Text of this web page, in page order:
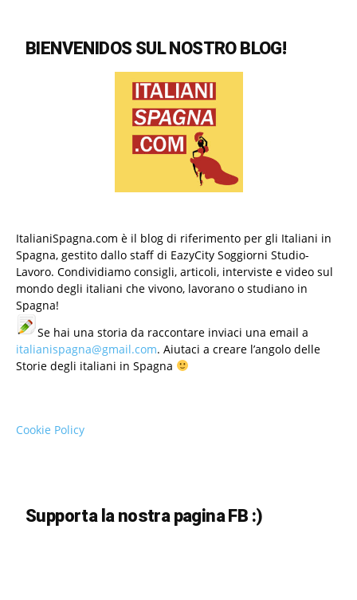
BIENVENIDOS SUL NOSTRO BLOG!
ItalianiSpagna.com è il blog di riferimento per gli Italiani in
Spagna, gestito dallo staff di EazyCity Soggiorni Studio-
Lavoro. Condividiamo consigli, articoli, interviste e video sul
mondo degli italiani che vivono, lavorano o studiano in
Spagna!
Se hai una storia da raccontare inviaci una email a
italianispagna@gmail.com. Aiutaci a creare l’angolo delle
Storie degli italiani in Spagna
Cookie Policy
Supporta la nostra pagina FB :)